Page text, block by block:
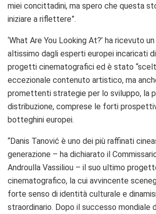
miei concittadini, ma spero che questa
iniziare a riflettere”.
‘What Are You Looking At?’ ha ricevuto
altissimo dagli esperti europei incaricati
progetti cinematografici ed è stato
eccezionale contenuto artistico, ma
promettenti strategie per lo sviluppo, la
distribuzione, comprese le forti
botteghini europei.
“Danis Tanović è uno dei più raffinati
generazione – ha dichiarato il
Androulla Vassiliou – il suo ultimo
cinematografico, la cui avvincente
forte senso di identità culturale e
straordinario. Dopo il successo mondiale